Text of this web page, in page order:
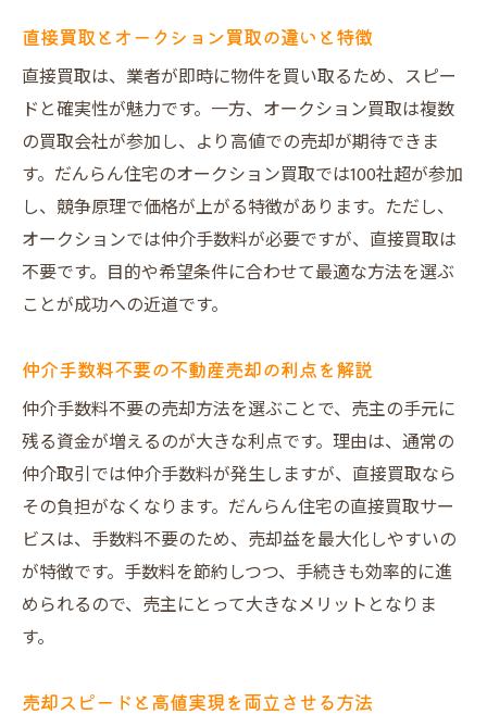
直接買取とオークション買取の違いと特徴
直接買取は、業者が即時に物件を買い取るため、スピー
ドと確実性が魅力です。一方、オークション買取は複数
の買取会社が参加し、より高値での売却が期待できま
す。だんらん住宅のオークション買取では100社超が参加
し、競争原理で価格が上がる特徴があります。ただし、
オークションでは仲介手数料が必要ですが、直接買取は
不要です。目的や希望条件に合わせて最適な方法を選ぶ
ことが成功への近道です。
仲介手数料不要の不動産売却の利点を解説
仲介手数料不要の売却方法を選ぶことで、売主の手元に
残る資金が増えるのが大きな利点です。理由は、通常の
仲介取引では仲介手数料が発生しますが、直接買取なら
その負担がなくなります。だんらん住宅の直接買取サー
ビスは、手数料不要のため、売却益を最大化しやすいの
が特徴です。手数料を節約しつつ、手続きも効率的に進
められるので、売主にとって大きなメリットとなりま
す。
売却スピードと高値実現を両立させる方法